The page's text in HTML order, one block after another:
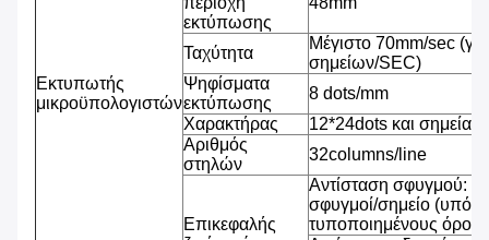
Εκτυπωτής
μικροϋπολογιστών
εκτύπωσης
Ταχύτητα
Μέγιστο 70mm/sec
σημείων/SEC)
Ψηφίσματα
εκτύπωσης
8 dots/mm
Χαρακτήρας
12*24dots και σημεία
Αριθμός
στηλών
32columns/line
Επικεφαλής
Αντίσταση σφυγμού:
σφυγμοί/σημείο (υπό
τυποποιημένους